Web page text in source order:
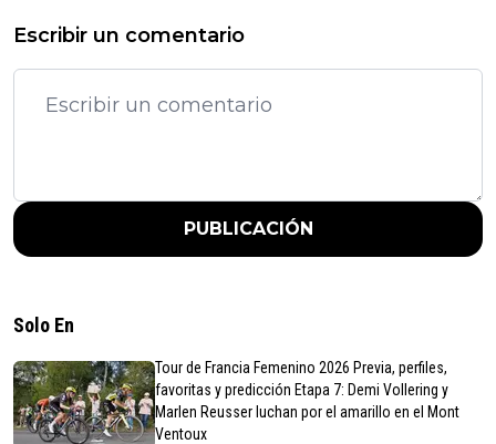
Escribir un comentario
PUBLICACIÓN
Solo En
Tour de Francia Femenino 2026 Previa, perfiles,
favoritas y predicción Etapa 7: Demi Vollering y
Marlen Reusser luchan por el amarillo en el Mont
Ventoux